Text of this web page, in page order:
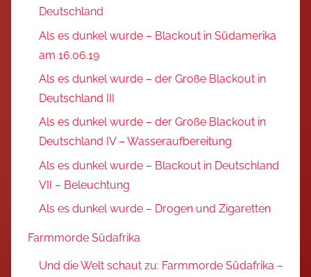
Deutschland
Als es dunkel wurde – Blackout in Südamerika
am 16.06.19
Als es dunkel wurde – der Große Blackout in
Deutschland III
Als es dunkel wurde – der Große Blackout in
Deutschland IV – Wasseraufbereitung
Als es dunkel wurde – Blackout in Deutschland
VII – Beleuchtung
Als es dunkel wurde – Drogen und Zigaretten
Farmmorde Südafrika
Und die Welt schaut zu: Farmmorde Südafrika –